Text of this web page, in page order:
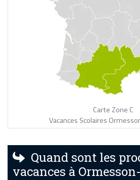
Carte Zone C
Vacances Scolaires
Quand sont les
vacances à